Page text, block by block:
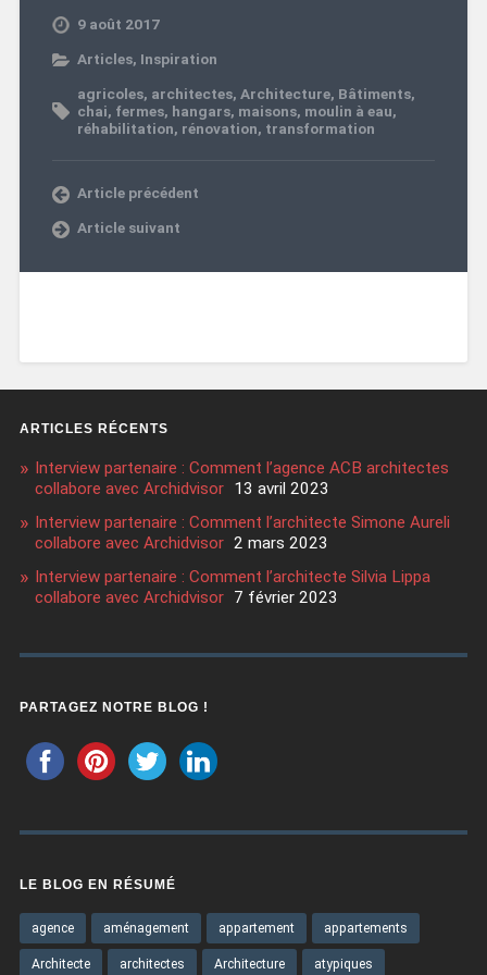
9 août 2017
Articles, Inspiration
agricoles, architectes, Architecture, Bâtiments,
chai, fermes, hangars, maisons, moulin à eau,
réhabilitation, rénovation, transformation
Article précédent
Article suivant
ARTICLES RÉCENTS
Interview partenaire : Comment l’agence ACB architectes
collabore avec Archidvisor 13 avril 2023
Interview partenaire : Comment l’architecte Simone Aureli
collabore avec Archidvisor 2 mars 2023
Interview partenaire : Comment l’architecte Silvia Lippa
collabore avec Archidvisor 7 février 2023
PARTAGEZ NOTRE BLOG !
LE BLOG EN RÉSUMÉ
agence aménagement appartement appartements
Architecte architectes Architecture atypiques